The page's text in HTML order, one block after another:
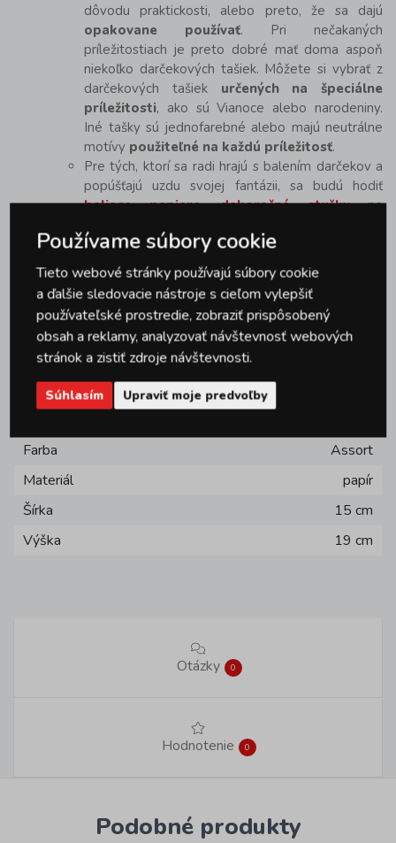
dôvodu praktickosti, alebo preto, že sa dajú
opakovane používať. Pri nečakaných
príležitostiach je preto dobré mať doma aspoň
niekoľko darčekových tašiek. Môžete si vybrať z
darčekových tašiek určených na špeciálne
príležitosti, ako sú Vianoce alebo narodeniny.
Iné tašky sú jednofarebné alebo majú neutrálne
motívy použiteľné na každú príležitosť.
Pre tých, ktorí sa radi hrajú s balením darčekov a
popúšťajú uzdu svojej fantázii, sa budú hodiť
baliace papiere,dekoračné stužkyna
zdobenie nielen zabalených darčekov. Tým, ktorí
nechcú stráviť príliš veľa času balením, budú viac
vyhovovaťpapierové darčekové tašky
elegantné a rýchle riešenie pre vianočné,
sviatočné a narodeninové darčeky.
Parametre produktu
Farba
Assort
Materiál
papír
Šírka
15 cm
Výška
19 cm
Otázky 0
Hodnotenie 0
Podobné produkty
Používame súbory cookie
Tieto webové stránky používajú súbory cookie
a ďalšie sledovacie nástroje s cieľom vylepšiť
používateľské prostredie, zobraziť prispôsobený
obsah a reklamy, analyzovať návštevnosť webových
stránok a zistiť zdroje návštevnosti.
Súhlasím Upraviť moje predvoľby